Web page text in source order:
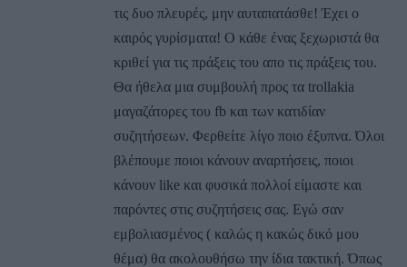
τις δυο πλευρές, μην αυταπατάσθε! Έχει ο
καιρός γυρίσματα! Ο κάθε ένας ξεχωριστά θα
κριθεί για τις πράξεις του απο τις πράξεις του.
Θα ήθελα μια συμβουλή προς τα trollakia
μαγαζάτορες του fb και των κατιδίαν
συζητήσεων. Φερθείτε λίγο ποιο έξυπνα. Όλοι
βλέπουμε ποιοι κάνουν αναρτήσεις, ποιοι
κάνουν like και φυσικά πολλοί είμαστε και
παρόντες στις συζητήσεις σας. Εγώ σαν
εμβολιασμένος ( καλώς η κακώς δικό μου
θέμα) θα ακολουθήσω την ίδια τακτική. Όπως